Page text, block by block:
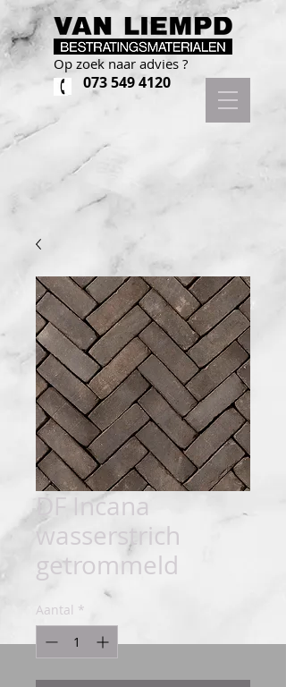
Op zoek naar advies ?
073 549 4120
DF Incana
wasserstrich
getrommeld
Aantal *